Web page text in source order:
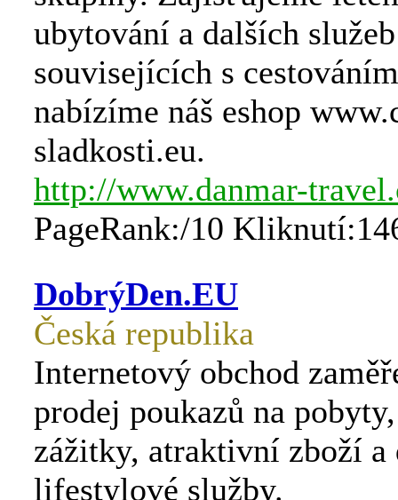
ubytování a dalších služeb
souvisejících s
nabízíme náš eshop
sladkosti.eu.
http://www.danmar-
PageRank:/10
DobrýDen.EU
Česká republika
Internetový obchod
prodej poukazů na
zážitky, atraktivní zboží a
lifestylové služby.